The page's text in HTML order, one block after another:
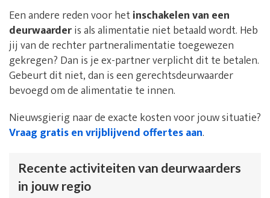
Een andere reden voor hetinschakelen van een
deurwaarderis als alimentatie niet betaald wordt. Heb
jij van de rechter partneralimentatie toegewezen
gekregen? Dan is je ex-partner verplicht dit te betalen.
Gebeurt dit niet, dan is een gerechtsdeurwaarder
bevoegd om de alimentatie te innen.
Nieuwsgierig naar de exacte kosten voor jouw situatie?
Vraag gratis en vrijblijvend offertes aan.
Recente activiteiten van deurwaarders
in jouw regio